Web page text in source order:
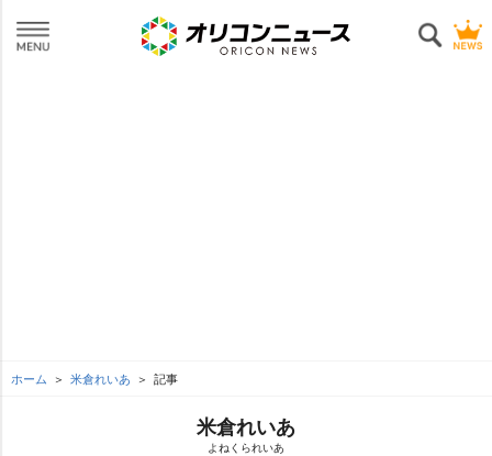
ホーム 米倉れいあ 記事
米倉れいあ
よねくられいあ